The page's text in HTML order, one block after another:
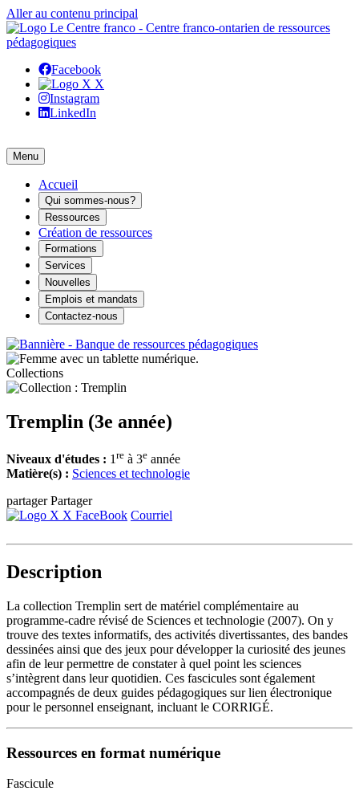
Aller au contenu principal
Facebook
X
Instagram
LinkedIn
Menu
Accueil
Qui sommes-nous?
Ressources
Création de ressources
Formations
Services
Nouvelles
Emplois et mandats
Contactez-nous
Collections
Tremplin (3e année)
Niveaux d'études : 1 re à 3e année
Matière(s) : Sciences et technologie
partagerPartager
X FaceBook Courriel
Description
La collection Tremplin sert de matériel complémentaire au
programme-cadre révisé de Sciences et technologie (2007). On y
trouve des textes informatifs, des activités divertissantes, des bandes
dessinées ainsi que des jeux pour développer la curiosité des jeunes
afin de leur permettre de constater à quel point les sciences
s’intègrent dans leur quotidien. Ces fascicules sont également
accompagnés de deux guides pédagogiques sur lien électronique
pour le personnel enseignant, incluant le CORRIGÉ.
Ressources en format numérique
Fascicule